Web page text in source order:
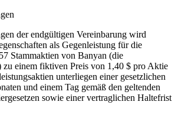
der endgültigen Vereinbarung wird
als Gegenleistung für die
Stammaktien von Banyan (die
zu einem fiktiven Preis von 1,40 $ pro Aktie
unterliegen einer gesetzlichen
und einem Tag gemäß den geltenden
sowie einer vertraglichen Haltefrist